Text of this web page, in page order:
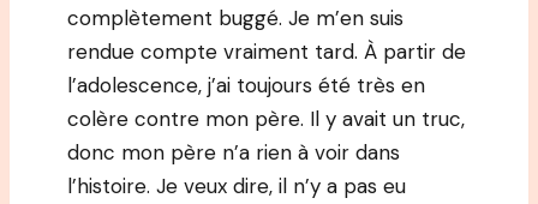
complètement buggé. Je m’en suis
rendue compte vraiment tard. À partir de
l’adolescence, j’ai toujours été très en
colère contre mon père. Il y avait un truc,
donc mon père n’a rien à voir dans
l’histoire. Je veux dire, il n’y a pas eu